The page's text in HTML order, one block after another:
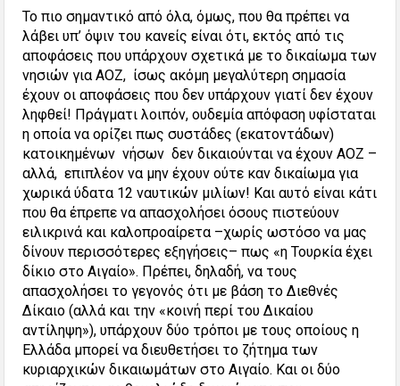
Το πιο σημαντικό από όλα, όμως, που θα πρέπει να
λάβει υπ’ όψιν του κανείς είναι ότι, εκτός από τις
αποφάσεις που υπάρχουν σχετικά με το δικαίωμα των
νησιών για ΑΟΖ, ίσως ακόμη μεγαλύτερη σημασία
έχουν οι αποφάσεις που δεν υπάρχουν γιατί δεν έχουν
ληφθεί! Πράγματι λοιπόν, ουδεμία απόφαση υφίσταται
η οποία να ορίζει πως συστάδες (εκατοντάδων)
κατοικημένων νήσων δεν δικαιούνται να έχουν ΑΟΖ –
αλλά, επιπλέον να μην έχουν ούτε καν δικαίωμα για
χωρικά ύδατα 12 ναυτικών μιλίων! Και αυτό είναι κάτι
που θα έπρεπε να απασχολήσει όσους πιστεύουν
ειλικρινά και καλοπροαίρετα –χωρίς ωστόσο να μας
δίνουν περισσότερες εξηγήσεις– πως «η Τουρκία έχει
δίκιο στο Αιγαίο». Πρέπει, δηλαδή, να τους
απασχολήσει το γεγονός ότι με βάση το Διεθνές
Δίκαιο (αλλά και την «κοινή περί του Δικαίου
αντίληψη»), υπάρχουν δύο τρόποι με τους οποίους η
Ελλάδα μπορεί να διευθετήσει το ζήτημα των
κυριαρχικών δικαιωμάτων στο Αιγαίο. Και οι δύο